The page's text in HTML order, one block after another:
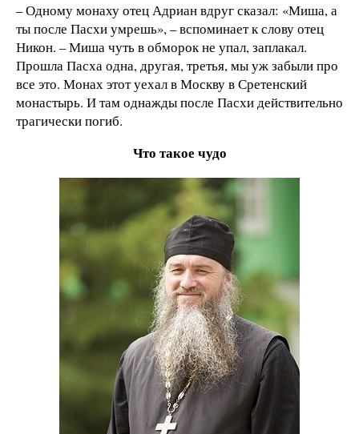
– Одному монаху отец Адриан вдруг сказал: «Миша, а
ты после Пасхи умрешь», – вспоминает к слову отец
Никон. – Миша чуть в обморок не упал, заплакал.
Прошла Пасха одна, другая, третья, мы уж забыли про
все это. Монах этот уехал в Москву в Сретенский
монастырь. И там однажды после Пасхи действительно
трагически погиб.
Что такое чудо